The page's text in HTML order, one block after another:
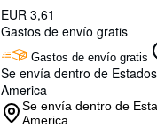
EUR 3,61
Gastos de envío gratis
Gastos de envío gratis
Se envía dentro de
America
Se envía dentro de
America